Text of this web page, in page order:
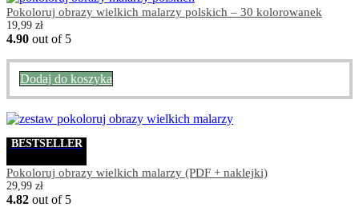
Pokoloruj obrazy wielkich malarzy polskich – 30 kolorowanek
19,99 zł
4.90 out of 5
Dodaj do koszyka
BESTSELLER
Pokoloruj obrazy wielkich malarzy (PDF + naklejki)
29,99 zł
4.82 out of 5